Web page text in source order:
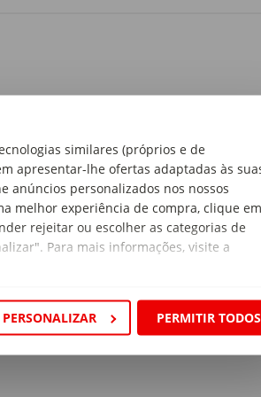
similares (próprios e de
apresentar-lhe ofertas adaptadas às
anúncios personalizados nos nossos
melhor experiência de compra, clique em
rejeitar ou escolher as categorias de
Para mais informações, visite a
PERSONALIZAR PERMITIR TODOS
1 Muda Fraldas Removível.
80 x 45 x 83cm